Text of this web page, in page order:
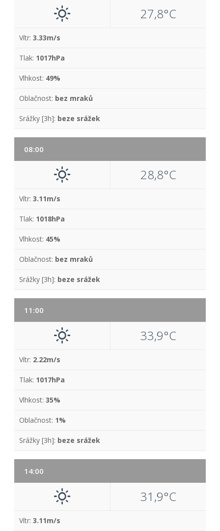
27,8°C
Vítr: 3.33m/s
Tlak: 1017hPa
Vlhkost: 49%
Oblačnost: bez mraků
Srážky [3h]: beze srážek
08:00
28,8°C
Vítr: 3.11m/s
Tlak: 1018hPa
Vlhkost: 45%
Oblačnost: bez mraků
Srážky [3h]: beze srážek
11:00
33,9°C
Vítr: 2.22m/s
Tlak: 1017hPa
Vlhkost: 35%
Oblačnost: 1%
Srážky [3h]: beze srážek
14:00
31,9°C
Vítr: 3.11m/s